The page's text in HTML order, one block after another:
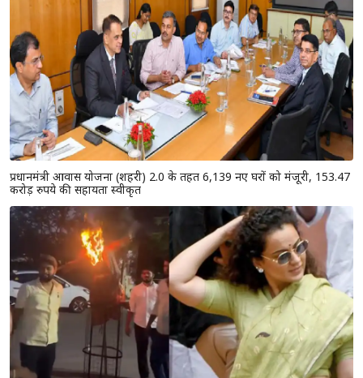
प्रधानमंत्री आवास योजना (शहरी) 2.0 के तहत 6,139 नए घरों को मंजूरी, 153.47
करोड़ रुपये की सहायता स्वीकृत